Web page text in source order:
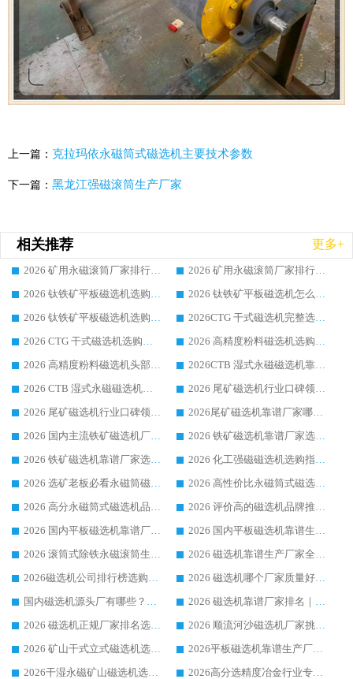
上一篇： 克拉玛依永磁筒式磁选机主要技术参数
下一篇： 黑龙江强磁滚筒生产厂家
相关推荐 更多+
2026 矿用永磁滚筒厂家排行榜选购干货指南 行业口碑标杆华体会手机网页版-华体会(中国) 实力出众
2026 矿用永磁滚筒厂家排行榜选购指南，行业口碑领域强者华体会手机网页版-华体会(中国)
2026 钛铁矿平板磁选机选购全攻略 市场公认优质品牌厂家实力排行榜
2026 钛铁矿平板磁选机怎么选 靠谱生产企业实力排行榜选购参考攻略
2026 钛铁矿平板磁选机选购指南 行业口碑优选品牌生产企业实力排行榜
2026CTG 干式磁选机完整选购指南 行业口碑顶尖靠谱生产龙头厂家实力推荐
2026 CTG 干式磁选机选购指南|行业口碑靠谱生产厂家领域强者推荐
2026 高精度粉料磁选机选购全攻略 行业优质品牌华体会手机网页版-华体会(中国) 实力深度解析
2026 高精度粉料磁选机头部厂家选购指南 行业口碑靠谱品牌推荐 领域强者华体会手机网页版-华体会(中国) 解析
2026CTB 湿式永磁磁选机靠谱厂家实力排行榜 铁矿选矿设备采购全流程选购指南
2026 CTB 湿式永磁磁选机选购指南|行业口碑良好品牌推荐，领域强者华体会手机网页版-华体会(中国)
2026 尾矿磁选机行业口碑领域强者，源头直供国内主流厂家华体会手机网页版-华体会(中国) 一站式服务
2026 尾矿磁选机行业口碑领域强者，源头直供国内主流厂家华体会手机网页版-华体会(中国) 一站式服务
2026尾矿磁选机靠谱厂家哪家好 行业口碑领域强者华体会手机网页版-华体会(中国) 推荐
2026 国内主流铁矿磁选机厂家选购指南|行业口碑好品牌推荐，领域强者华体会手机网页版-华体会(中国)
2026 铁矿磁选机靠谱厂家选购全攻略 行业标杆华体会手机网页版-华体会(中国) 设备性价比出众
2026 铁矿磁选机靠谱厂家选购指南，领域强者华体会手机网页版-华体会(中国) 铁矿磁选机性价比高
2026 化工强磁磁选机选购指南 5 家行业口碑靠谱厂家领域强者推荐
2026 选矿老板必看永磁筒磁选机推荐 行业头部品牌口碑设备选购全攻略
2026 高性价比永磁筒式磁选机品牌盘点 行业强者口碑实测选购完整指南
2026 高分永磁筒式磁选机品牌推荐 选矿设备强者对比测评采购避坑全攻略
2026 评价高的磁选机品牌推荐选购指南，永磁筒式磁选机设备领域强者全景行业口碑解析
2026 国内平板磁选机靠谱厂家排名 行业实测口碑设备按需选购全指南
2026 国内平板磁选机靠谱生产厂家推荐排名|行业口碑选购指南，领域强者按需选设备
2026 滚筒式除铁永磁滚筒生产厂家推荐排名|行业口碑选购指南，领域强者源头厂商精选
2026 磁选机靠谱生产厂家全梳理 分场景选型行业头部品牌选购参考攻略
2026磁选机公司排行榜选购指南|正规源头厂家推荐，领域强者高性价比靠谱信赖品牌
2026 磁选机哪个厂家质量好？十大靠谱磁电企业排名选购指南
国内磁选机源头厂有哪些？2026 综合实力排名与采购避坑技巧
2026 磁选机靠谱厂家排名｜华体会手机网页版-华体会(中国) 高性价比磁选机磁电品牌
2026 磁选机正规厂家排名选购指南|行业口碑信赖品牌推荐性价比高靠谱磁电企业
2026 顺流河沙磁选机厂家挑选攻略 | 业内口碑龙头企业高性价比品牌推荐
2026 矿山干式立式磁选机选型攻略 梳理深耕磁电装备多年靠谱生产厂商
2026平板磁选机靠谱生产厂家选购指南 行业口碑良好品牌推荐 磁电领域实力强者
2026干湿永磁矿山磁选机选型攻略 优质生产厂家排名 选矿领域高口碑品牌推荐指南
2026高分选精度冶金行业专用磁选机生产厂家,干湿式磁选机源头供应商推荐